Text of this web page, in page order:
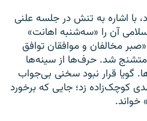
با اشاره به تنش در جلسه علنی
آن را «سه‌شنبه اهانت»
مخالفان و موافقان توافق
شد. حرف‌ها از سینه‌ها
گویا قرار نبود سخنی بی‌جواب
کوچک‌زاده زد؛ جایی که برخورد
خواند.